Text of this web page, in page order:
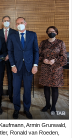
TAB
Armin Grunwald,
Ronald van Roeden,